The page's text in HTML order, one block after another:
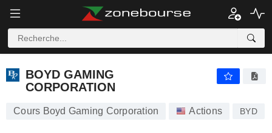
BOYD GAMING
CORPORATION
Cours Boyd Gaming Corporation Actions BYD